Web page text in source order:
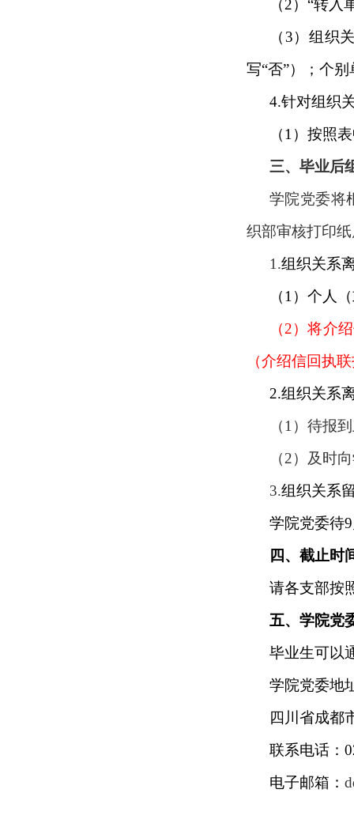
（2）“转入
（ 3）组织
写“否”）；个
4.针对组织
（1 ）按照
三、毕业后
学院党委将
织部审核打印
1.组织关系
（1 ）个人
（2）将介
（介绍信回执
2.组织关系
（1 ）待报
（2）及时
3.组织关系
学院党委待9
四、截止时
请各支部按
五、学院党
毕业生可以
学院党委地
四川省成都
联系电话：
电子邮箱：